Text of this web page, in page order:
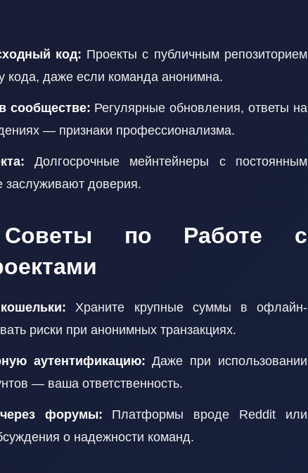
код: Проекты с публичным репозиторием
кода, даже если команда анонимна.
сообществе: Регулярные обновления, ответы на
— признаки профессионализма.
Долгосрочные мейнтейнеры с постоянным
заслуживают доверия.
Советы по Работе с
Храните крупные суммы в офлайн-
риски при анонимных транзакциях.
аутентификацию: Даже при использовании
— ваша ответственность.
форумы: Платформы вроде Reddit или
о надежности команд.